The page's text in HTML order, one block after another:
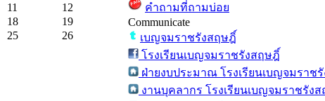
11
12
18
19
25
26
คำถามที่ถามบ่อย
Communicate
เบญจมราชรังสฤษฎิ์
โรงเรียนเบญจมราชรังสฤษฎิ์
ฝ่ายงบประมาณ โรงเรียนเบญจมราช
งานบุคลากร โรงเรียนเบญจมราชรัง